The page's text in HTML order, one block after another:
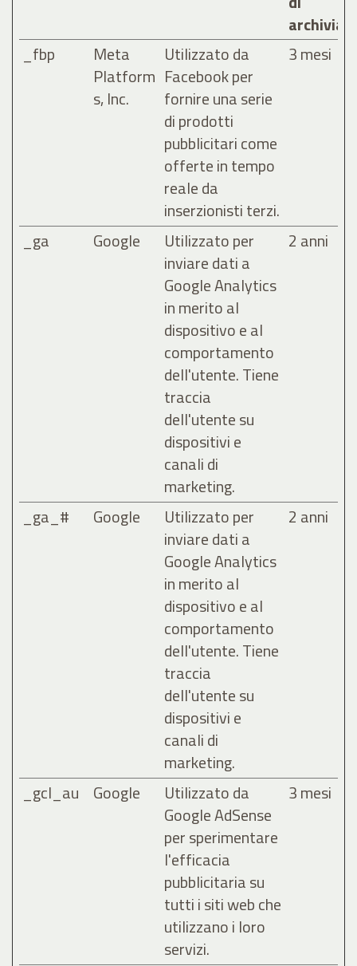
_fbp
Meta
Platform
s, Inc.
Utilizzato da
Facebook per
fornire una serie
di prodotti
pubblicitari come
offerte in tempo
reale da
inserzionisti terzi.
3 mesi
_ga Google
Utilizzato per
inviare dati a
Google Analytics
in merito al
dispositivo e al
comportamento
dell'utente. Tiene
traccia
dell'utente su
dispositivi e
canali di
marketing.
2 anni
_ga_# Google
Utilizzato per
inviare dati a
Google Analytics
in merito al
dispositivo e al
comportamento
dell'utente. Tiene
traccia
dell'utente su
dispositivi e
canali di
marketing.
2 anni
_gcl_au Google
Utilizzato da
Google AdSense
per sperimentare
l'efficacia
pubblicitaria su
tutti i siti web che
utilizzano i loro
servizi.
3 mesi